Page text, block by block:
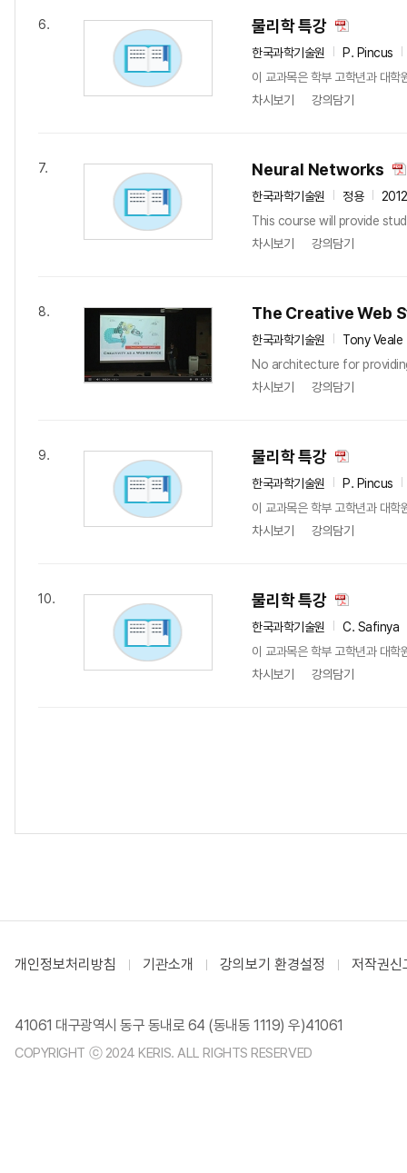
6. 물리학 특강
한국과학기술원
P. Pincus
이 교과목은 학부 고학년과 대학
차시보기
강의담기
7. Neural Networks
한국과학기술원 정용
This course will provide
차시보기
강의담기
8. The Creative Web
한국과학기술원
Tony Veale
No architecture for
차시보기
강의담기
9. 물리학 특강
한국과학기술원
P. Pincus
이 교과목은 학부 고학년과 대학
차시보기
강의담기
10. 물리학 특강
한국과학기술원
C. Safinya
이 교과목은 학부 고학년과 대학
차시보기
강의담기
개인정보처리방침 기관소개 강의보기 환경설정 저작권신
41061 대구광역시 동구 동내로 64 (동내동 1119) 우)41061
COPYRIGHT ⓒ 2024 KERIS. ALL RIGHTS RESERVED